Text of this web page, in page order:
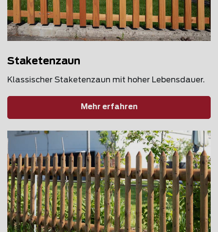
Staketenzaun
Klassischer Staketenzaun mit hoher Lebensdauer.
Mehr erfahren